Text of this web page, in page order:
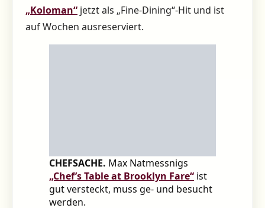
„Koloman“ jetzt als „Fine-Dining“-Hit und ist
auf Wochen ausreserviert.
CHEFSACHE. Max Natmessnigs
„Chef’s Table at Brooklyn Fare“ ist
gut versteckt, muss ge- und besucht
werden.